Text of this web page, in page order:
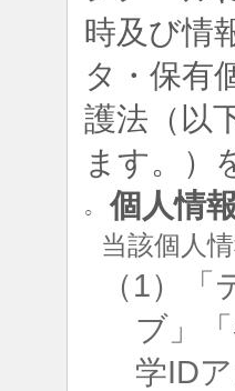
時及び情
タ・保有
護法（以
ます。）
○ 個人情
当該個人
（1）
ブ」
学ID